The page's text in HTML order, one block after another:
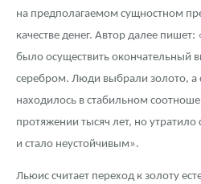
Наборы подарочных и коллекционных
Книги по нумизматике
на предполагаемом сущностном
качестве денег. Автор далее
было осуществить окончательный
серебром. Люди выбрали золото, а
находилось в стабильном
протяжении тысяч лет, но утратило
и стало неустойчивым».
Льюис считает переход к золоту